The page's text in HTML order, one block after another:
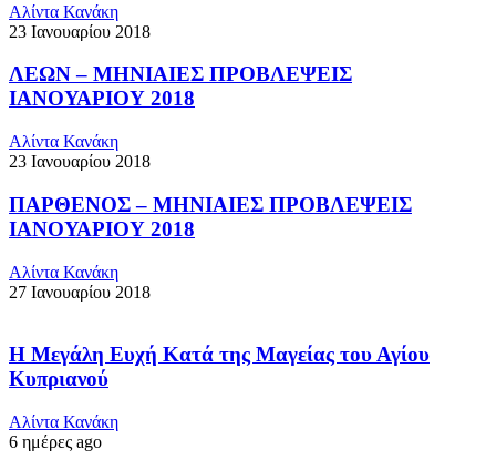
Αλίντα Κανάκη
23 Ιανουαρίου 2018
ΛΕΩΝ – ΜΗΝΙΑΙΕΣ ΠΡΟΒΛΕΨΕΙΣ
ΙΑΝΟΥΑΡΙΟΥ 2018
Αλίντα Κανάκη
23 Ιανουαρίου 2018
ΠΑΡΘΕΝΟΣ – ΜΗΝΙΑΙΕΣ ΠΡΟΒΛΕΨΕΙΣ
ΙΑΝΟΥΑΡΙΟΥ 2018
Αλίντα Κανάκη
27 Ιανουαρίου 2018
Η Μεγάλη Ευχή Κατά της Μαγείας του Αγίου
Κυπριανού
Αλίντα Κανάκη
6 ημέρες ago